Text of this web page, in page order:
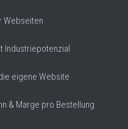
Webseiten
Industriepotenzial
eigene Website
& Marge pro Bestellung